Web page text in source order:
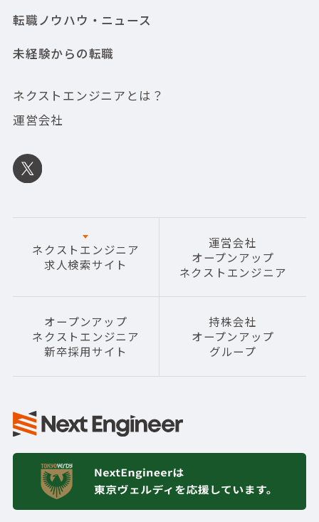
転職ノウハウ・ニュース
未経験からの転職
ネクストエンジニアとは？
運営会社
ネクストエンジニア
求人検索サイト
運営会社
オープンアップ
ネクストエンジニア
オープンアップ
ネクストエンジニア
新卒採用サイト
持株会社
オープンアップ
グループ